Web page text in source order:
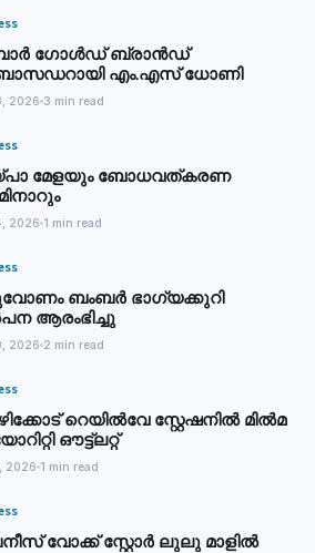
ഗോൾഡ് ബ്രാന്‍ഡ്
എം.എസ് ധോണി
2026 3 min read
മേളയും ബോധവത്കരണ
2026 1 min read
ബംബര്‍ ഭാഗ്യക്കുറി
ആരംഭിച്ചു
2026 2 min read
റെയില്‍വേ സ്റ്റേഷനില്‍ മില്‍മ
ഔട്ട്‌ലറ്റ്
2026 1 min read
വോക്ക് സ്റ്റോര്‍ ലുലു മാളില്‍